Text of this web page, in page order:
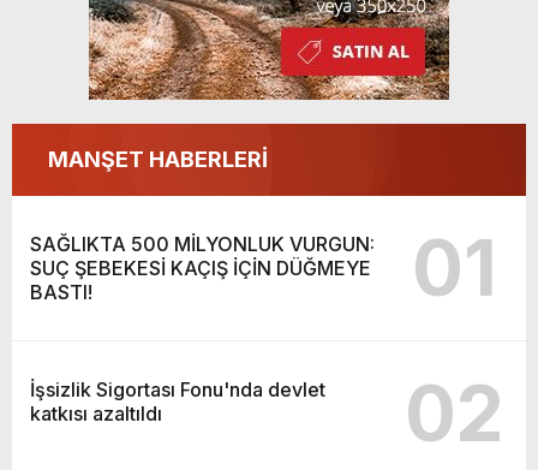
MANŞET HABERLERİ
SAĞLIKTA 500 MİLYONLUK VURGUN:
SUÇ ŞEBEKESİ KAÇIŞ İÇİN DÜĞMEYE
BASTI!
01
İşsizlik Sigortası Fonu'nda devlet
katkısı azaltıldı
02